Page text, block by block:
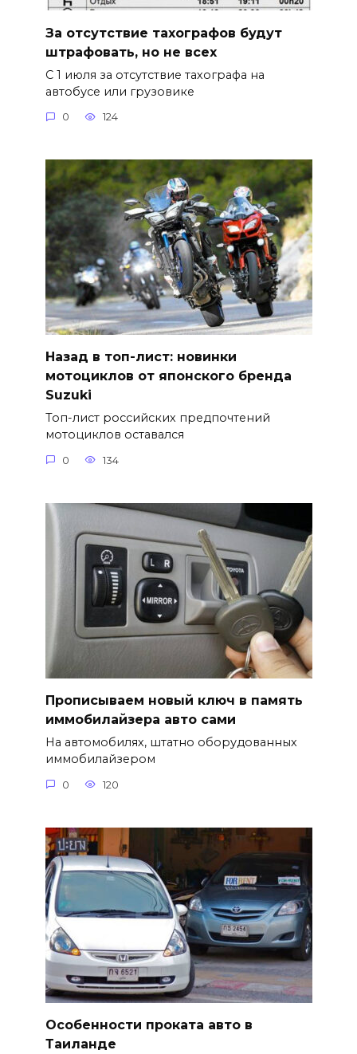
За отсутствие тахографов будут
штрафовать, но не всех
С 1 июля за отсутствие тахографа на
автобусе или грузовике
0 124
Назад в топ-лист: новинки
мотоциклов от японского бренда
Suzuki
Топ-лист российских предпочтений
мотоциклов оставался
0 134
Прописываем новый ключ в память
иммобилайзера авто сами
На автомобилях, штатно оборудованных
иммобилайзером
0 120
Особенности проката авто в
Таиланде